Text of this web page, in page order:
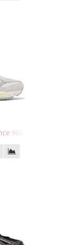
9060 Quartz Grey